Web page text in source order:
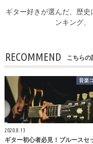
ギター好きが選んだ、歴
ンキング、
RECOMMEND こちらの
音楽
2020.8.13
ギター初心者必見！ブルースセ